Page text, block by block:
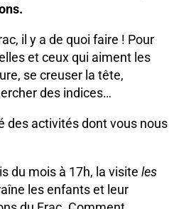
il y a de quoi faire ! Pour
et ceux qui aiment les
se creuser la tête,
des indices…
des activités dont vous nous
du mois à 17h, la visite les
les enfants et leur